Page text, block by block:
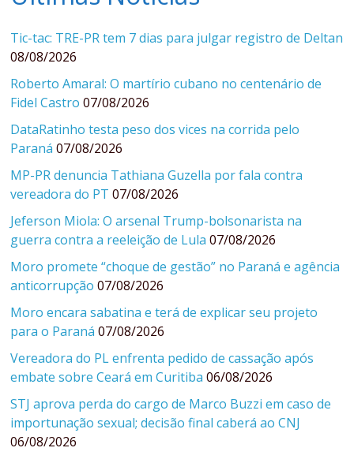
Tic-tac: TRE-PR tem 7 dias para julgar registro de Deltan
08/08/2026
Roberto Amaral: O martírio cubano no centenário de
Fidel Castro 07/08/2026
DataRatinho testa peso dos vices na corrida pelo
Paraná 07/08/2026
MP-PR denuncia Tathiana Guzella por fala contra
vereadora do PT 07/08/2026
Jeferson Miola: O arsenal Trump-bolsonarista na
guerra contra a reeleição de Lula 07/08/2026
Moro promete “choque de gestão” no Paraná e agência
anticorrupção 07/08/2026
Moro encara sabatina e terá de explicar seu projeto
para o Paraná 07/08/2026
Vereadora do PL enfrenta pedido de cassação após
embate sobre Ceará em Curitiba 06/08/2026
STJ aprova perda do cargo de Marco Buzzi em caso de
importunação sexual; decisão final caberá ao CNJ
06/08/2026